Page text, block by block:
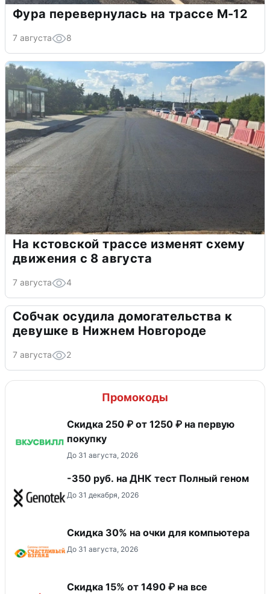
Фура перевернулась на трассе М-12
7 августа 8
На кстовской трассе изменят схему
движения с 8 августа
7 августа 4
Собчак осудила домогательства к
девушке в Нижнем Новгороде
7 августа 2
Промокоды
Скидка 250 ₽ от 1250 ₽ на первую
покупку
До 31 августа, 2026
-350 руб. на ДНК тест Полный геном
До 31 декабря, 2026
Скидка 30% на очки для компьютера
До 31 августа, 2026
Скидка 15% от 1490 ₽ на все